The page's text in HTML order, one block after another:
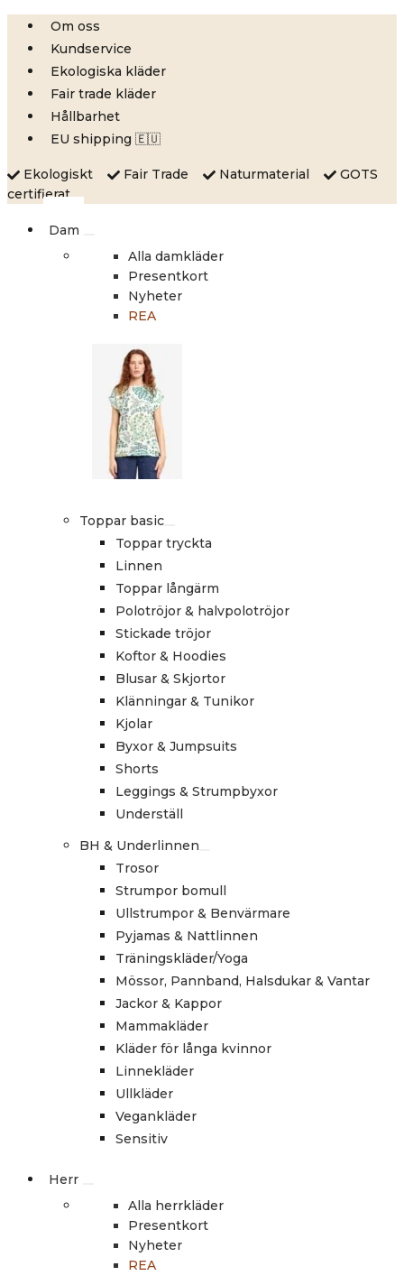
Skip
content
Om oss
Kundservice
Ekologiska kläder
Fair trade kläder
Hållbarhet
EU shipping 🇪🇺
Ekologiskt Fair Trade Naturmaterial
GOTS
certifierat
Dam
Alla damkläder
Presentkort
Nyheter
REA
Toppar basic
Toppar tryckta
Linnen
Toppar långärm
Polotröjor & halvpolotröjor
Stickade tröjor
Koftor & Hoodies
Blusar & Skjortor
Klänningar & Tunikor
Kjolar
Byxor & Jumpsuits
Shorts
Leggings & Strumpbyxor
Underställ
BH & Underlinnen
Trosor
Strumpor bomull
Ullstrumpor & Benvärmare
Pyjamas & Nattlinnen
Träningskläder/Yoga
Mössor, Pannband, Halsdukar & Vantar
Jackor & Kappor
Mammakläder
Kläder för långa kvinnor
Linnekläder
Ullkläder
Vegankläder
Sensitiv
Herr
Alla herrkläder
Presentkort
Nyheter
REA